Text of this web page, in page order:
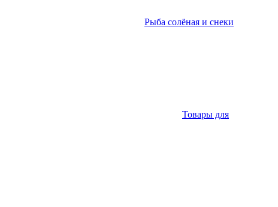
Рыба солёная и снеки
Товары для